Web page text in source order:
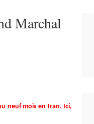
Marchal
neuf mois en Iran. Ici,